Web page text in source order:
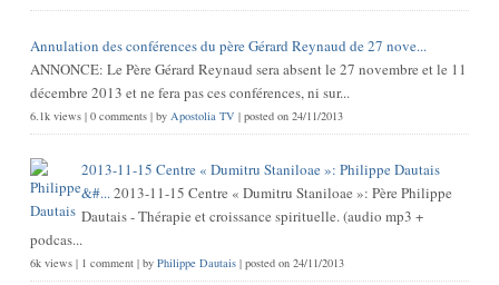
Annulation des conférences du père Gérard Reynaud de 27 nove...
ANNONCE: Le Père Gérard Reynaud sera absent le 27 novembre et le 11
décembre 2013 et ne fera pas ces conférences, ni sur...
6.1k views| 0 comments| by Apostolia TV | posted on 24/11/2013
2013-11-15 Centre « Dumitru Staniloae »: Philippe Dautais
&#...2013-11-15 Centre « Dumitru Staniloae »: Père Philippe
Dautais - Thérapie et croissance spirituelle. (audio mp3 +
podcas...
6k views| 1 comment| by Philippe Dautais| posted on 24/11/2013